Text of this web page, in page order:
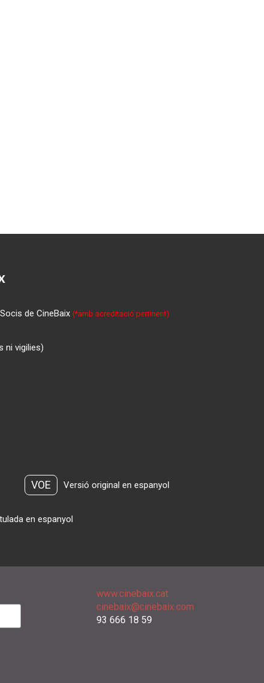
Socis de CineBaix(*amb acreditació pertinent)
ni vigilies)
VOE Versió original en espanyol
en espanyol
www.cinebaix.cat
cinebaix@cinebaix.com
93 666 18 59